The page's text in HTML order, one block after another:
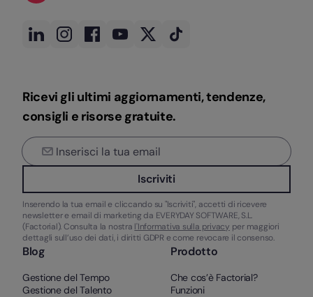
Ricevi gli ultimi aggiornamenti, tendenze,
consigli e risorse gratuite.
Iscriviti
Inserendo la tua email e cliccando su "Iscriviti", accetti di ricevere
newsletter e email di marketing da EVERYDAY SOFTWARE, S.L.
(Factorial). Consulta la nostra l'Informativa sulla privacy per maggiori
dettagli sull’uso dei dati, i diritti GDPR e come revocare il consenso.
Blog
Gestione del Tempo
Gestione del Talento
Prodotto
Che cos’è Factorial?
Funzioni